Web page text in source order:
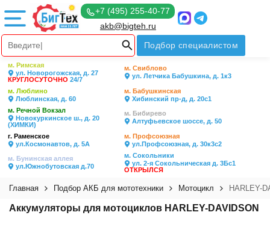
+7 (495) 255-40-77
akb@bigteh.ru
Подбор специалистом
м. Римская
ул. Новорогожская, д. 27
КРУГЛОСУТОЧНО 24/7
м. Свиблово
ул. Летчика Бабушкина, д. 1к3
м. Люблино
Люблинская, д. 60
м. Бабушкинская
Хибинский пр-д, д. 20с1
м. Речной Вокзал
Новокуркинское ш., д. 20
(ХИМКИ)
м. Бибирево
Алтуфьевское шоссе, д. 50
г. Раменское
ул.Космонавтов, д. 5А
м. Профсоюзная
ул.Профсоюзная, д. 30к3с2
м. Бунинская аллея
ул.Южнобутовская д.70
м. Сокольники
ул. 2-я Сокольническая д. 3Бс1
ОТКРЫЛСЯ
Главная Подбор АКБ для мототехники Мотоцикл HARLEY-
Аккумуляторы для мотоциклов HARLEY-DAVIDSON